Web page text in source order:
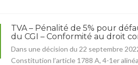
TVA – Pénalité de 5% pour
du CGI – Conformité au droit
Dans une décision du 22 septembre
Constitution l’article 1788 A, 4-1er